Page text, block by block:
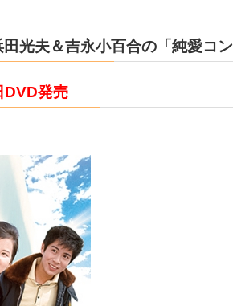
光夫＆吉永小百合の「純愛コ
DVD発売